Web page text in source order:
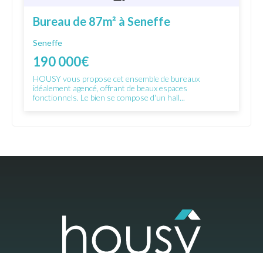
Bureau de 87m² à Seneffe
Seneffe
190 000€
HOUSY vous propose cet ensemble de bureaux
idéalement agencé, offrant de beaux espaces
fonctionnels. Le bien se compose d'un hall...